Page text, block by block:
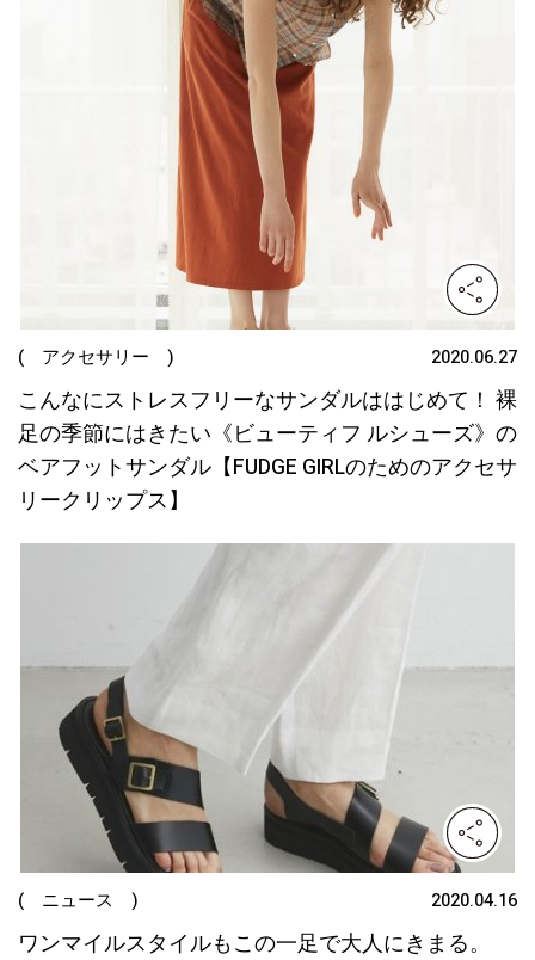
( アクセサリー ) 2020.06.27
こんなにストレスフリーなサンダルははじめて！ 裸
足の季節にはきたい《ビューティフ ルシューズ》の
ベアフットサンダル【FUDGE GIRLのためのアクセサ
リークリップス】
( ニュース ) 2020.04.16
ワンマイルスタイルもこの一足で大人にきまる。